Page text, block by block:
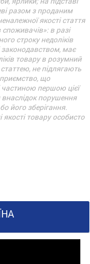
разом з проданим
якості стаття
в разі
строку недоліків
законодавством, має
товару в розумний
не підлягають
що
першою цієї
внаслідок порушення
його зберігання.
товару особисто